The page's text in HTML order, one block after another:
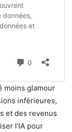
moins glamour
inférieures,
et des revenus
l’IA pour